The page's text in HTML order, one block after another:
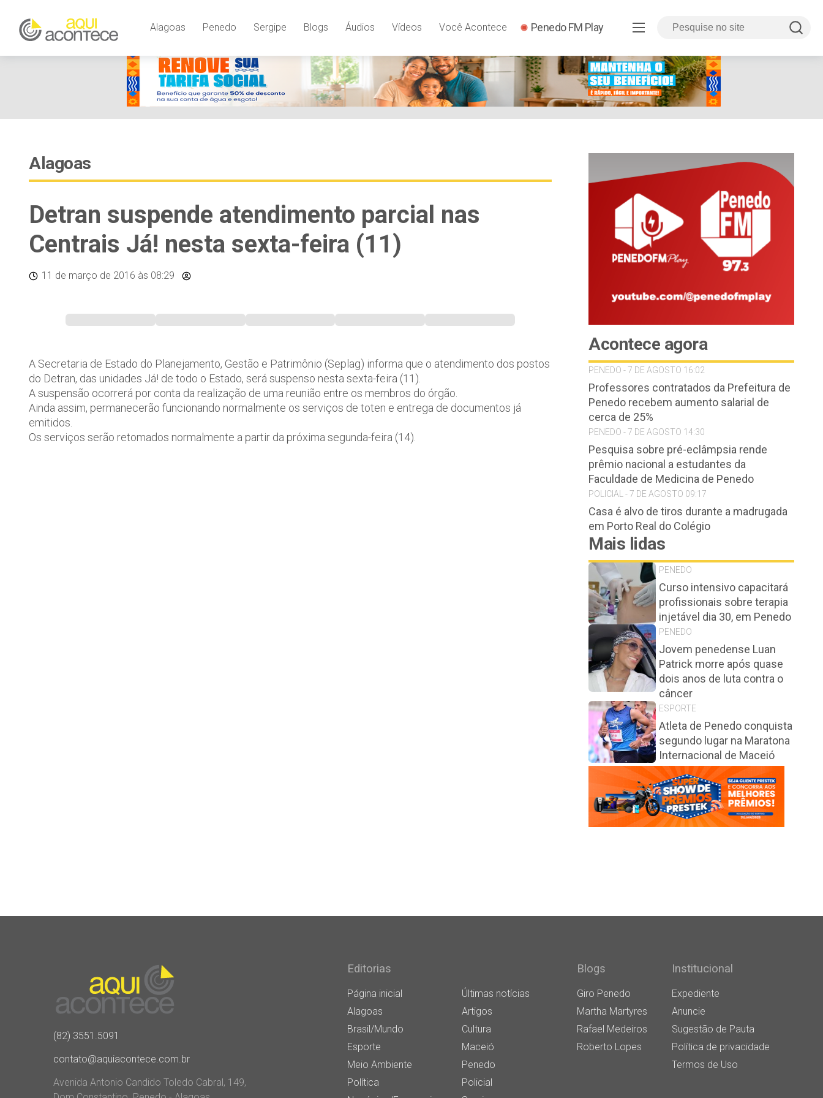
Alagoas Penedo Sergipe Blogs Áudios Vídeos Você Acontece Penedo FM Play
Alagoas
Detran suspende atendimento parcial nas
Centrais Já! nesta sexta-feira (11)
11 de março de 2016 às 08:29
A Secretaria de Estado do Planejamento, Gestão e Patrimônio (Seplag) informa que o atendimento dos postos
do Detran, das unidades Já! de todo o Estado, será suspenso nesta sexta-feira (11).
A suspensão ocorrerá por conta da realização de uma reunião entre os membros do órgão.
Ainda assim, permanecerão funcionando normalmente os serviços de toten e entrega de documentos já
emitidos.
Os serviços serão retomados normalmente a partir da próxima segunda-feira (14).
Acontece agora
PENEDO - 7 DE AGOSTO 16:02
Professores contratados da Prefeitura de
Penedo recebem aumento salarial de
cerca de 25%
PENEDO - 7 DE AGOSTO 14:30
Pesquisa sobre pré-eclâmpsia rende
prêmio nacional a estudantes da
Faculdade de Medicina de Penedo
POLICIAL - 7 DE AGOSTO 09:17
Casa é alvo de tiros durante a madrugada
em Porto Real do Colégio
Mais lidas
PENEDO
Curso intensivo capacitará
profissionais sobre terapia
injetável dia 30, em Penedo
PENEDO
Jovem penedense Luan
Patrick morre após quase
dois anos de luta contra o
câncer
ESPORTE
Atleta de Penedo conquista
segundo lugar na Maratona
Internacional de Maceió
(82) 3551.5091
contato@aquiacontece.com.br
Avenida Antonio Candido Toledo Cabral, 149,
Editorias
Página inicial
Últimas notícias
Alagoas
Artigos
Brasil/Mundo
Cultura
Esporte
Maceió
Meio Ambiente
Penedo
Política
Policial
Blogs
Giro Penedo
Martha Martyres
Rafael Medeiros
Roberto Lopes
Institucional
Expediente
Anuncie
Sugestão de Pauta
Política de privacidade
Termos de Uso